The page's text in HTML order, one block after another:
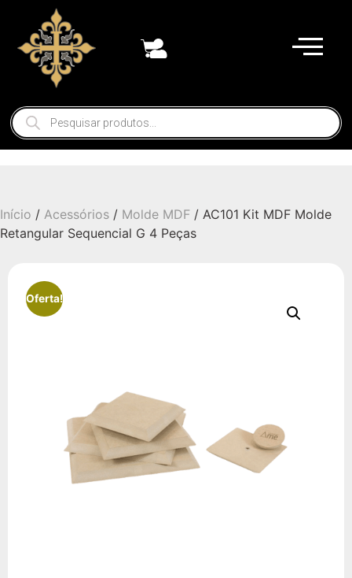
Início / Acessórios / Molde MDF / AC101 Kit MDF Molde
Retangular Sequencial G 4 Peças
Oferta!